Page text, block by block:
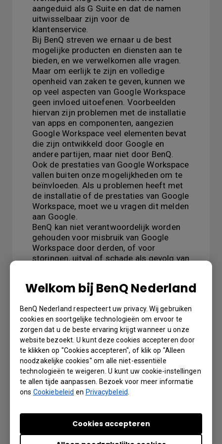
Welkom bij BenQ Nederland
BenQ Nederland respecteert uw privacy. Wij gebruiken
cookies en soortgelijke technologieën om ervoor te
zorgen dat u de beste ervaring krijgt wanneer u onze
website bezoekt. U kunt deze cookies accepteren door
te klikken op "Cookies accepteren", of klik op "Alleen
noodzakelijke cookies" om alle niet-essentiële
technologieën te weigeren. U kunt uw cookie-instellingen
te allen tijde aanpassen. Bezoek voor meer informatie
ons Cookiebeleid en Privacybeleid
Cookies accepteren
aangeduid als G Suite en dat de namen
uitwisselbaar zijn voor de
klantenservice.
Bij BenQ streven we ernaar u de best
mogelijke producten en diensten aan te
bieden, en we verwelkomen alle vragen.
Maar om eerlijk te zijn en volledige
openheid van zaken te geven, kunnen we
op veel aspecten van Google Workspace
geen invloed uitoefenen. Voorbeelden
hiervan zijn problemen met de installatie
van apps en componenten, aangezien
Google Workspace veel elementen bevat
die zijn ontwikkeld door Google en
andere partijen, maar niet door BenQ.
Ook de prestaties van Google Workspace
vallen buiten onze mogelijkheden om te
beïnvloeden. Als u problemen heeft met
de installatie of de prestaties van Google
Workspace, moet we u vragen dit melden
aan Google.
BenQ kan niet verantwoordelijk worden
gehouden voor misbruik van Google
Workspace door derden, of voor
storingen, uitval of schade als gevolg van
Google Workspace en de onderdelen
We raden u dan ook ten zeerste aan de
volledige servicevoorwaarden van
Google Workspace te lezen, deze zijn
beschikbaar via de volgende link:
https://workspace.google.com/terms/se
rvice-terms/
Bedankt en vriendelijke groeten,
Team BenQ